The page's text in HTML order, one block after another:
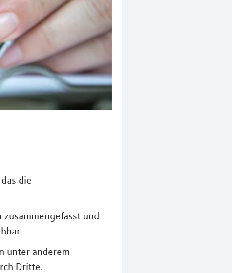
die
und
unter anderem
Dritte.